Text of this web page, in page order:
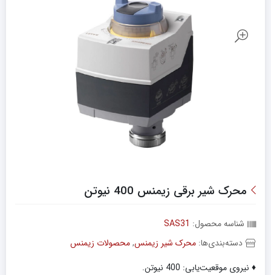
محرک شیر برقی زیمنس 400 نیوتن
شناسه محصول: SAS31
دسته‌بندی‌ها: محرک شیر زیمنس,محصولات زیمنس
♦ نیروی موقعیت‌یابی: 400 نیوتن.